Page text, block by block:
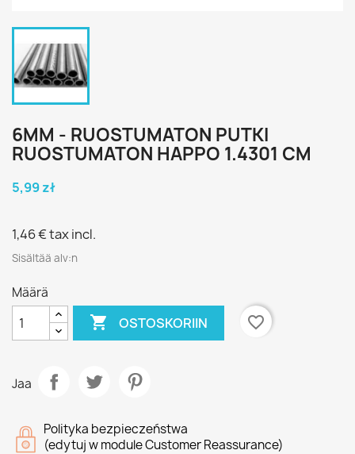
6MM - RUOSTUMATON PUTKI
RUOSTUMATON HAPPO 1.4301 CM
5,99 zł
1,46 €tax incl.
Sisältää alv:n
Määrä
 OSTOSKORIIN favorite_border
Jaa
Polityka bezpieczeństwa
(edytuj w module Customer Reassurance)